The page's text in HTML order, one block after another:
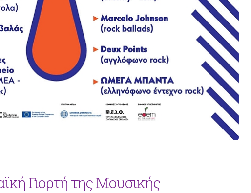
Γιορτή της Μουσικής